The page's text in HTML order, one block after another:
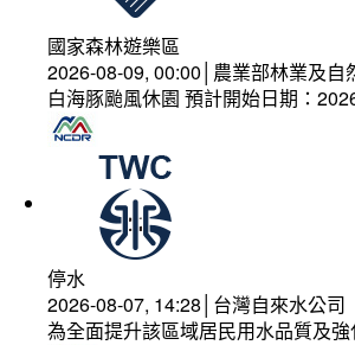
國家森林遊樂區
2026-08-09, 00:00│農業部林業及自
白海豚颱風休園 預計開始日期：
停水
2026-08-07, 14:28│台灣自來水公司
為全面提升該區域居民用水品質及